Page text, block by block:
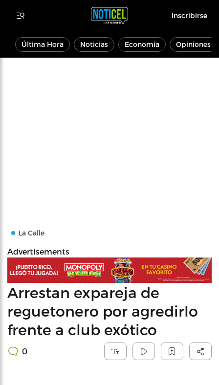
Inscribirse
Última Hora Noticias Economía Opiniones
La Calle
Advertisements
Arrestan expareja de
reguetonero por agredirlo
frente a club exótico
0